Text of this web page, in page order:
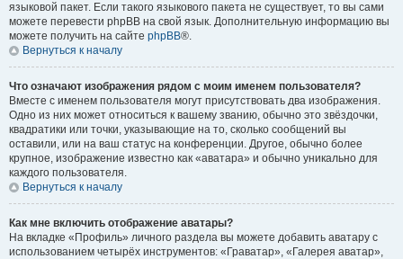
языковой пакет. Если такого языкового пакета не существует, то вы сами
можете перевести phpBB на свой язык. Дополнительную информацию вы
можете получить на сайте phpBB®.
Вернуться к началу
Что означают изображения рядом с моим именем пользователя?
Вместе с именем пользователя могут присутствовать два изображения.
Одно из них может относиться к вашему званию, обычно это звёздочки,
квадратики или точки, указывающие на то, сколько сообщений вы
оставили, или на ваш статус на конференции. Другое, обычно более
крупное, изображение известно как «аватара» и обычно уникально для
каждого пользователя.
Вернуться к началу
Как мне включить отображение аватары?
На вкладке «Профиль» личного раздела вы можете добавить аватару с
использованием четырёх инструментов: «Граватар», «Галерея аватар»,